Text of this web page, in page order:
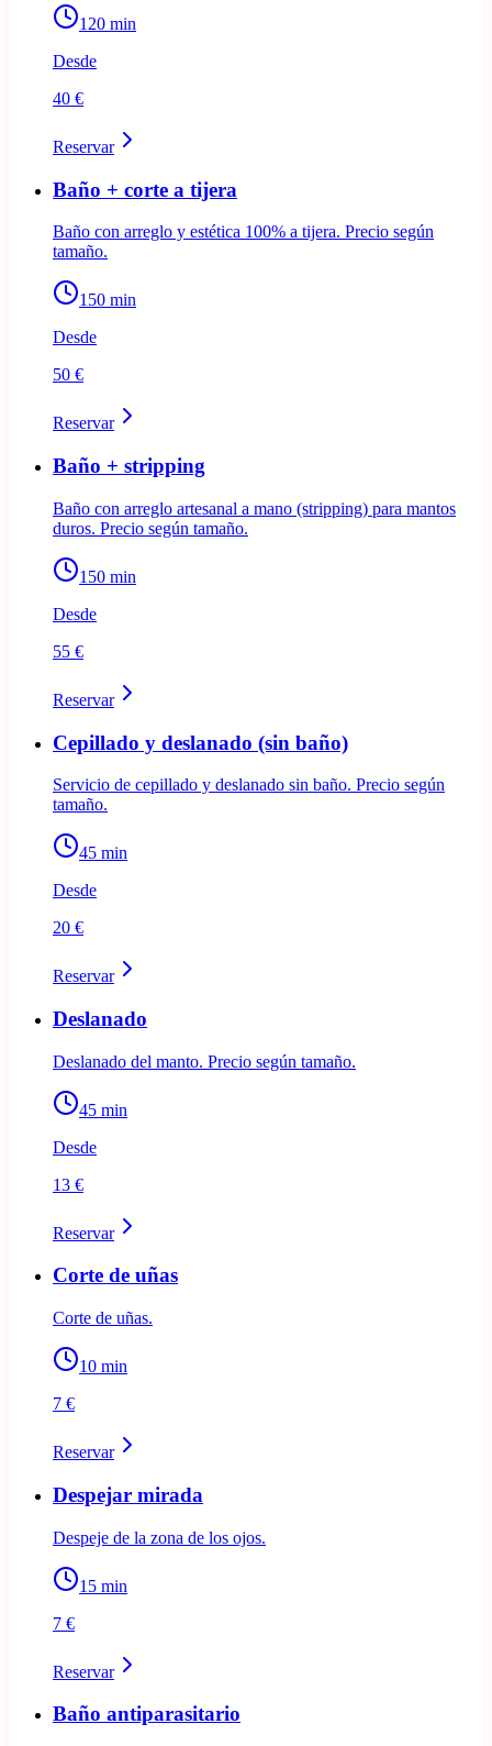
120 min
Desde
40 €
Reservar
Baño + corte a tijera
Baño con arreglo y estética 100% a tijera. Precio según
tamaño.
150 min
Desde
50 €
Reservar
Baño + stripping
Baño con arreglo artesanal a mano (stripping) para mantos
duros. Precio según tamaño.
150 min
Desde
55 €
Reservar
Cepillado y deslanado (sin baño)
Servicio de cepillado y deslanado sin baño. Precio según
tamaño.
45 min
Desde
20 €
Reservar
Deslanado
Deslanado del manto. Precio según tamaño.
45 min
Desde
13 €
Reservar
Corte de uñas
Corte de uñas.
10 min
7 €
Reservar
Despejar mirada
Despeje de la zona de los ojos.
15 min
7 €
Reservar
Baño antiparasitario